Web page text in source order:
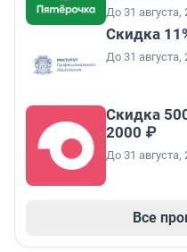
До 31 августа,
Скидка
До 31 августа,
Скидка
2000 ₽
До 31 августа,
Все